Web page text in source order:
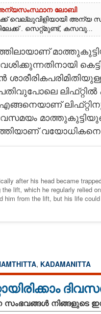
അന്യസംസ്ഥാന ലോബി
വെല്ലുവിളിയായി അന്യ
. സെറ്റ്മുണ്ട്, കസവു...
ലിഫ്‌റ്റിൽ
വയോധികനെ
after his head became
lift, which he regularly relied
him from the lift, but his life
, KADAMANITTA
സംഭവങ്ങൾ